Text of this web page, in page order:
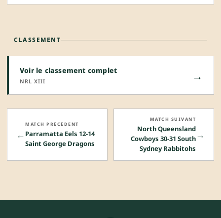
CLASSEMENT
Voir le classement complet
NRL XIII →
←
MATCH PRÉCÉDENT
Parramatta Eels 12-14
Saint George Dragons
→
MATCH SUIVANT
North Queensland
Cowboys 30-31 South
Sydney Rabbitohs